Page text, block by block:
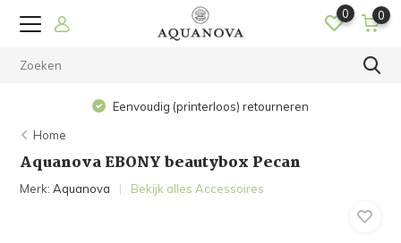
0 0
Eenvoudig (printerloos) retourneren
Home
Aquanova EBONY beautybox Pecan
Merk:Aquanova Bekijk alles Accessoires